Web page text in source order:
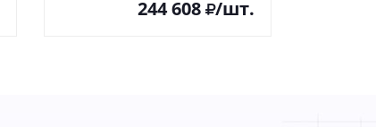
244 608 /шт.